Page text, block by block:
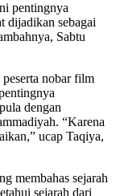
pentingnya
dijadikan sebagai
Sabtu
nobar film
dengan
“Karena
ucap Taqiya,
membahas sejarah
sejarah dari